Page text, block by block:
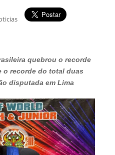
quebrou o recorde
o recorde do total duas
disputada em Lima